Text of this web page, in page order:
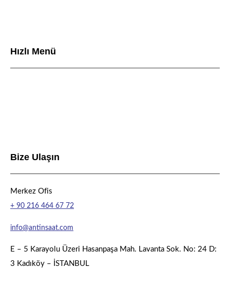
Hızlı Menü
Bize Ulaşın
Merkez Ofis
+ 90 216 464 67 72
info@antinsaat.com
E – 5 Karayolu Üzeri Hasanpaşa Mah. Lavanta Sok. No: 24 D:
3 Kadıköy – İSTANBUL